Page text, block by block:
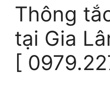
Thông
tại Gia
[